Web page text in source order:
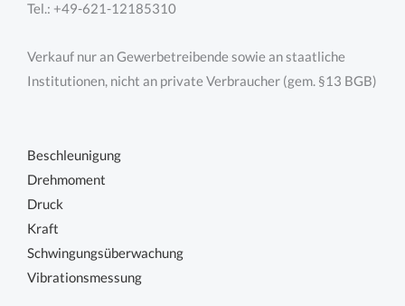
Tel.: +49-621-12185310
Verkauf nur an Gewerbetreibende sowie an staatliche
Institutionen, nicht an private Verbraucher (gem. §13 BGB)
Beschleunigung
Drehmoment
Druck
Kraft
Schwingungsüberwachung
Vibrationsmessung